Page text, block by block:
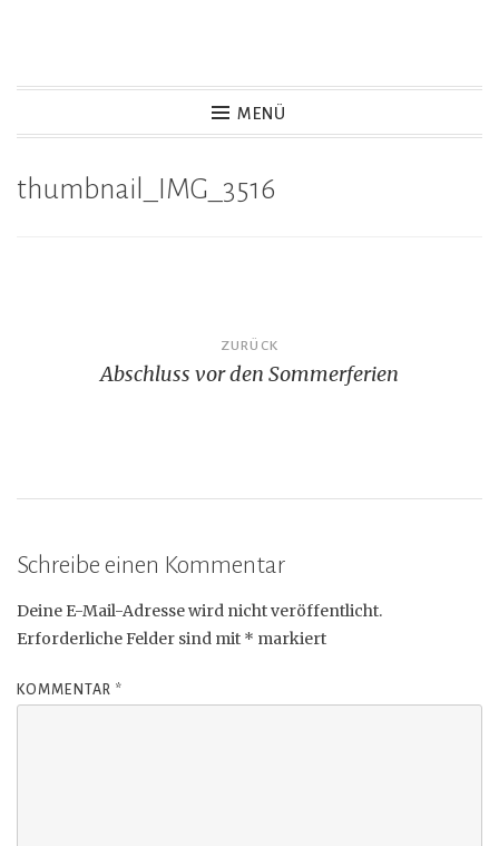
MENÜ
thumbnail_IMG_3516
Beitragsnavigation
ZURÜCK
Abschluss vor den Sommerferien
Schreibe einen Kommentar
Deine E-Mail-Adresse wird nicht veröffentlicht.
Erforderliche Felder sind mit * markiert
KOMMENTAR *